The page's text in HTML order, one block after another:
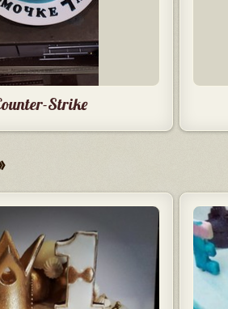
Strike